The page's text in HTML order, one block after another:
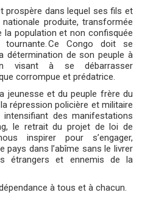
prospère dans lequel ses fils et
produite, transformée
la population et non confisquée
Ce Congo doit se
détermination de son peuple à
visant à se débarrasser
corrompue et prédatrice.
jeunesse et du peuple frère du
répression policière et militaire
des manifestations
le retrait du projet de loi de
inspirer pour s’engager,
pays dans l’abîme sans le livrer
étrangers et ennemis de la
à tous et à chacun.